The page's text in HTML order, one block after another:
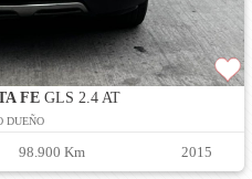
FEGLS 2.4 AT
DUEÑO
98.900 Km 2015